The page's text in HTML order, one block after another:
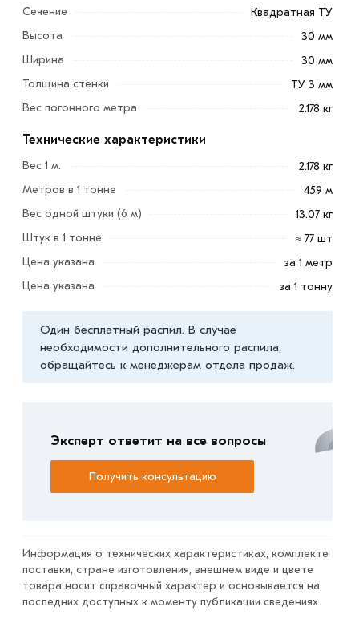
Труба квадратная ТУ 30х30х3 мм представляет собой
полый металлический профиль замкнутого сечения.
Она используется в строительных
металлоконструкциях, когда требуется устойчивость к
одновременно эстетичный внешний вид сооружений,
например, таких как остановки для общественного
транспорта, флагштоки, билборды, рекламные
прямоугольные щиты, детские или спортивные
площадки.
ТУ 30х30х3 мм из категорииТруба ТУ квадратная
действительны в Москве и области. Наши
профессиональные менеджеры обработают заказ и
Данний товар от производителя сертифицирован,
соответствует всем стандартам качества. Возврат
купленного товарa в течение 7 дней (наличие чека
Сечение
Квадратная ТУ
Высота
30 мм
Ширина
30 мм
Толщина стенки
ТУ 3 мм
Вес погонного метра
2.178 кг
Технические характеристики
Вес 1 м.
2.178 кг
Метров в 1 тонне
459 м
Вес одной штуки (6 м)
13.07 кг
Штук в 1 тонне
≈ 77 шт
Цена указана
за 1 метр
Цена указана
за 1 тонну
Один бесплатный распил. В случае
необходимости дополнительного распила,
обращайтесь к менеджерам отдела продаж.
Эксперт ответит на все вопросы
Получить консультацию
Информация о технических характеристиках, комплекте
поставки, стране изготовления, внешнем виде и цвете
товара носит справочный характер и основывается на
последних доступных к моменту публикации сведениях